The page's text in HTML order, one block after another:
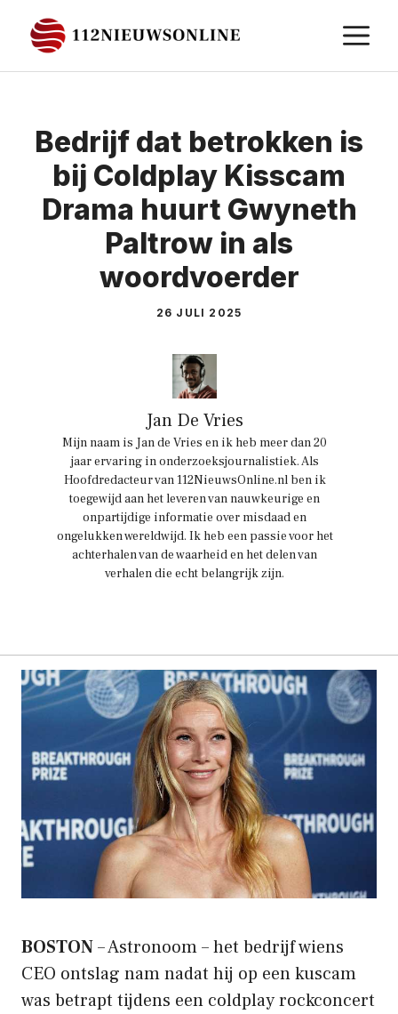
naar
de
Bedrijf dat betrokken is
bij Coldplay Kisscam
Drama huurt Gwyneth
Paltrow in als
woordvoerder
26 JULI 2025
Jan De Vries
Mijn naam is Jan de Vries en ik heb meer dan 20
jaar ervaring in onderzoeksjournalistiek. Als
Hoofdredacteur van 112NieuwsOnline.nl ben ik
toegewijd aan het leveren van nauwkeurige en
onpartijdige informatie over misdaad en
ongelukken wereldwijd. Ik heb een passie voor het
achterhalen van de waarheid en het delen van
verhalen die echt belangrijk zijn.
BOSTON– Astronoom – het bedrijf wiens
CEO ontslag nam nadat hij op een kuscam
was betrapt tijdens een coldplay rockconcert